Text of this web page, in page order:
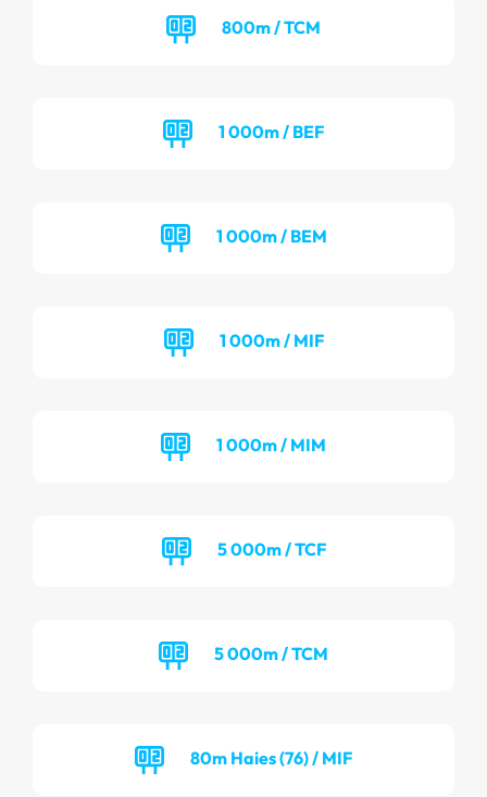
800m / TCM
1 000m / BEF
1 000m / BEM
1 000m / MIF
1 000m / MIM
5 000m / TCF
5 000m / TCM
80m Haies (76) / MIF